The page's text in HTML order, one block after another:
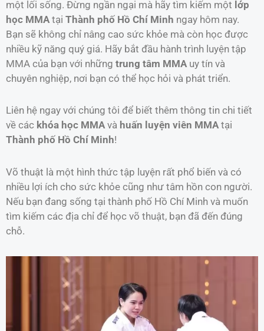
một lối sống. Đừng ngần ngại mà hãy tìm kiếm một lớp
học MMA tại Thành phố Hồ Chí Minh ngay hôm nay.
Bạn sẽ không chỉ nâng cao sức khỏe mà còn học được
nhiều kỹ năng quý giá. Hãy bắt đầu hành trình luyện tập
MMA của bạn với những trung tâm MMA uy tín và
chuyên nghiệp, nơi bạn có thể học hỏi và phát triển.
Liên hệ ngay với chúng tôi để biết thêm thông tin chi tiết
về các khóa học MMAvà huấn luyện viên MMAtại
Thành phố Hồ Chí Minh!
Võ thuật là một hình thức tập luyện rất phổ biến và có
nhiều lợi ích cho sức khỏe cũng như tâm hồn con người.
Nếu bạn đang sống tại thành phố Hồ Chí Minh và muốn
tìm kiếm các địa chỉ để học võ thuật, bạn đã đến đúng
chỗ.